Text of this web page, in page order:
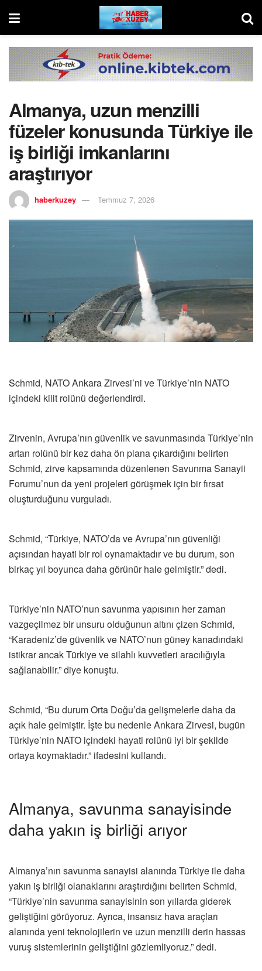
Almanya, uzun menzilli
füzeler konusunda Türkiye ile
iş birliği imkanlarını
araştırıyor
haberkuzey Temmuz 7, 2026
Schmid, NATO Ankara Zirvesi’ni ve Türkiye’nin NATO
içindeki kilit rolünü değerlendirdi.
Zirvenin, Avrupa’nın güvenlik ve savunmasında Türkiye’nin
artan rolünü bir kez daha ön plana çıkardığını belirten
Schmid, zirve kapsamında düzenlenen Savunma Sanayii
Forumu’nun da yeni projeleri görüşmek için bir fırsat
oluşturduğunu vurguladı.
Schmid, “Türkiye, NATO’da ve Avrupa’nın güvenliği
açısından hayati bir rol oynamaktadır ve bu durum, son
birkaç yıl boyunca daha görünür hale gelmiştir.” dedi.
Türkiye’nin NATO’nun savunma yapısının her zaman
vazgeçilmez bir unsuru olduğunun altını çizen Schmid,
“Karadeniz’de güvenlik ve NATO’nun güney kanadındaki
istikrar ancak Türkiye ve silahlı kuvvetleri aracılığıyla
sağlanabilir.” diye konuştu.
Schmid, “Bu durum Orta Doğu’da gelişmelerle daha da
açık hale gelmiştir. İşte bu nedenle Ankara Zirvesi, bugün
Türkiye’nin NATO içindeki hayati rolünü iyi bir şekilde
ortaya koymaktadır.” ifadesini kullandı.
Almanya, savunma sanayisinde
daha yakın iş birliği arıyor
Almanya’nın savunma sanayisi alanında Türkiye ile daha
yakın iş birliği olanaklarını araştırdığını belirten Schmid,
“Türkiye’nin savunma sanayisinin son yıllarda giderek
geliştiğini görüyoruz. Ayrıca, insansız hava araçları
alanında yeni teknolojilerin ve uzun menzilli derin hassas
vuruş sistemlerinin geliştiğini gözlemliyoruz.” dedi.